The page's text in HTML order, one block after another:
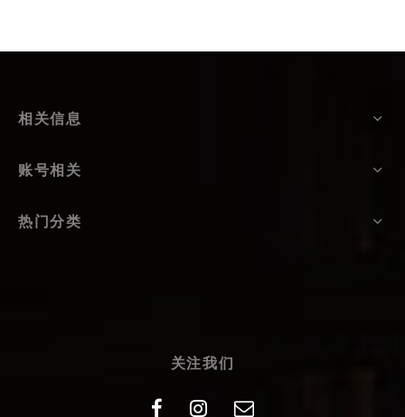
相关信息
账号相关
热门分类
关注我们